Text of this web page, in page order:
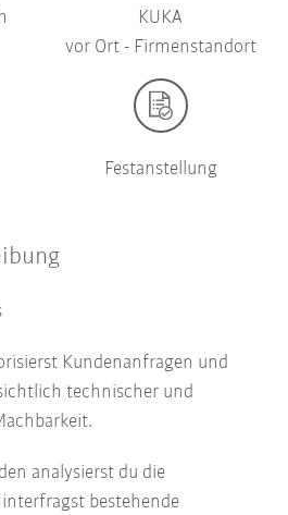
KUKA
vor Ort - Firmenstandort
Festanstellung
Kundenanfragen und
technischer und
analysierst du die
bestehende